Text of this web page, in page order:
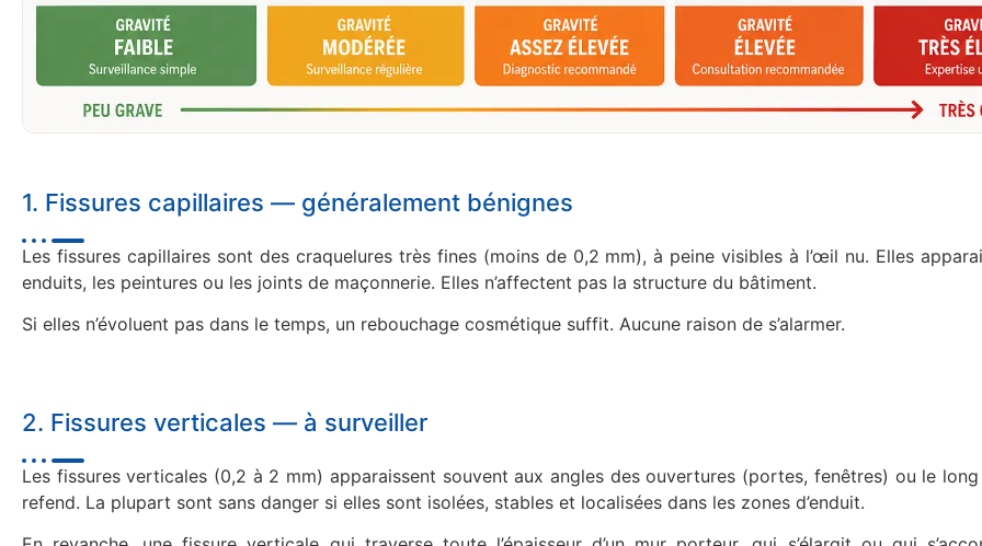
1. Fissures capillaires — généralement bénignes
Les fissures capillaires sont des craquelures très fines (moins de 0,2 mm), à peine visibles à l’œil nu. Elles
enduits, les peintures ou les joints de maçonnerie. Elles n’affectent pas la structure du bâtiment.
Si elles n’évoluent pas dans le temps, un rebouchage cosmétique suffit. Aucune raison de s’alarmer.
2. Fissures verticales — à surveiller
Les fissures verticales (0,2 à 2 mm) apparaissent souvent aux angles des ouvertures (portes, fenêtres) ou le
refend. La plupart sont sans danger si elles sont isolées, stables et localisées dans les zones d’enduit.